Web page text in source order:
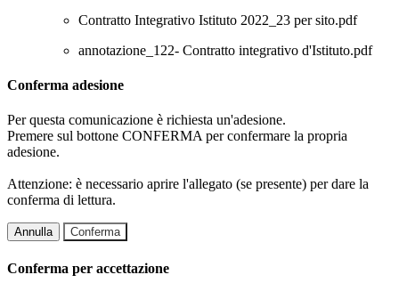
Contratto Integrativo Istituto 2022_23 per sito.pdf
annotazione_122- Contratto integrativo d'Istituto.pdf
Conferma adesione
Per questa comunicazione è richiesta un'adesione.
Premere sul bottone CONFERMA per confermare la propria
adesione.
Attenzione: è necessario aprire l'allegato (se presente) per dare la
conferma di lettura.
Annulla Conferma
Conferma per accettazione